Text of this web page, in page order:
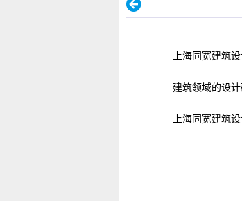
上海同宽建筑
建筑领域的设
上海同宽建筑